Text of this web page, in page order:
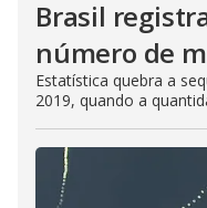
Brasil
número de
Estatística quebra a
2019, quando a